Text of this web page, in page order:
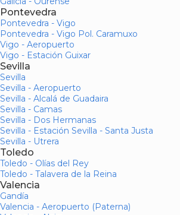
Pontevedra
Pontevedra - Vigo
Pontevedra - Vigo Pol. Caramuxo
Vigo - Aeropuerto
Vigo - Estación Guixar
Sevilla
Sevilla
Sevilla - Aeropuerto
Sevilla - Alcalá de Guadaira
Sevilla - Camas
Sevilla - Dos Hermanas
Sevilla - Estación Sevilla - Santa Justa
Sevilla - Utrera
Toledo
Toledo - Olías del Rey
Toledo - Talavera de la Reina
Valencia
Gandía
Valencia - Aeropuerto (Paterna)